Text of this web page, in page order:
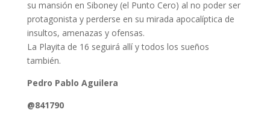
su mansión en Siboney (el Punto Cero) al no poder ser
protagonista y perderse en su mirada apocalíptica de
insultos, amenazas y ofensas.
La Playita de 16 seguirá allí y todos los sueños
también.
Pedro Pablo Aguilera
@841790